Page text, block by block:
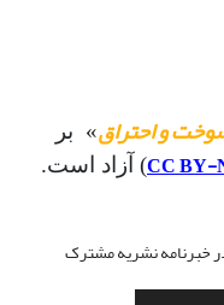
و احتراق» بر
CC BY-) آزاد است.
خبرنامه نشریه مشترک